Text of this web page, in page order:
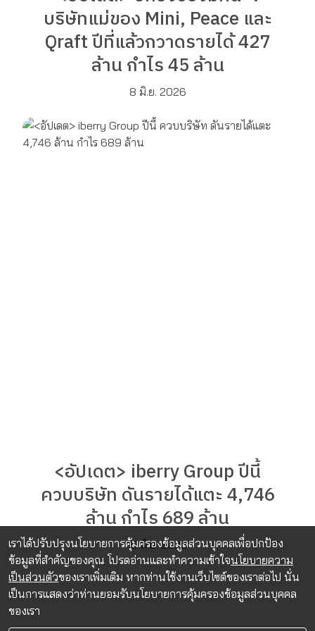
บริษัทแม่ของ Mini, Peace และ
Qraft ปีที่แล้วกวาดรายได้ 427
ล้าน กำไร 45 ล้าน
8 มิ.ย. 2026
<อัปเดต> iberry Group ปีนี้
ควบบริษัท ดันรายได้แตะ 4,746
ล้าน กำไร 689 ล้าน
15 มิ.ย. 2026
เราได้ปรับปรุงนโยบายการคุ้มครองข้อมูลส่วนบุคคลเพื่อปกป้อง
ข้อมูลที่สำคัญของคุณ โปรดอ่านและทำความเข้าใจนโยบายความ
เป็นส่วนตัวของเราเพิ่มเติม หากท่านใช้งานเว็บไซต์ของเราต่อไป นั่น
เป็นการแสดงว่าท่านยอมรับนโยบายการคุ้มครองข้อมูลส่วนบุคคล
ของเรา